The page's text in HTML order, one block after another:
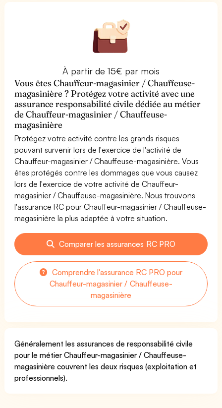
À partir de 15€ par mois
Vous êtes Chauffeur-magasinier / Chauffeuse-
magasinière ? Protégez votre activité avec une
assurance responsabilité civile dédiée au métier
de Chauffeur-magasinier / Chauffeuse-
magasinière
Protégez votre activité contre les grands risques
pouvant survenir lors de l'exercice de l'activité de
Chauffeur-magasinier / Chauffeuse-magasinière. Vous
êtes protégés contre les dommages que vous causez
lors de l'exercice de votre activité de Chauffeur-
magasinier / Chauffeuse-magasinière. Nous trouvons
l'assurance RC pour Chauffeur-magasinier / Chauffeuse-
magasinière la plus adaptée à votre situation.
Comparer les assurances RC PRO
Comprendre l'assurance RC PRO pour
Chauffeur-magasinier / Chauffeuse-
magasinière
Généralement les assurances de responsabilité civile
pour le métier Chauffeur-magasinier / Chauffeuse-
magasinière couvrent les deux risques (exploitation et
professionnels).